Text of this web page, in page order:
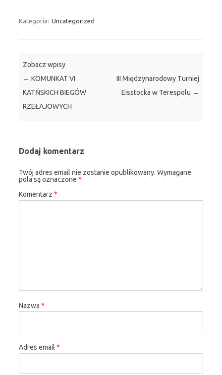
Kategoria: Uncategorized
Zobacz wpisy
← KOMUNKAT VI
KATŃSKICH BIEGÓW
RZEŁAJOWYCH
III Międzynarodowy Turniej
Eisstocka w Terespolu →
Dodaj komentarz
Twój adres email nie zostanie opublikowany. Wymagane
pola są oznaczone *
Komentarz *
Nazwa *
Adres email *